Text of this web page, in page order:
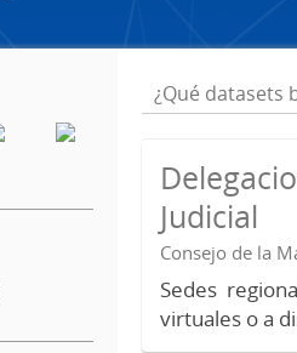
Judicial
Consejo de la
Sedes
virtuales o a